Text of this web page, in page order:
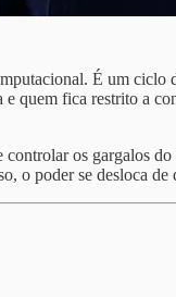
É um ciclo
quem fica restrito a
os gargalos
o poder se desloca de